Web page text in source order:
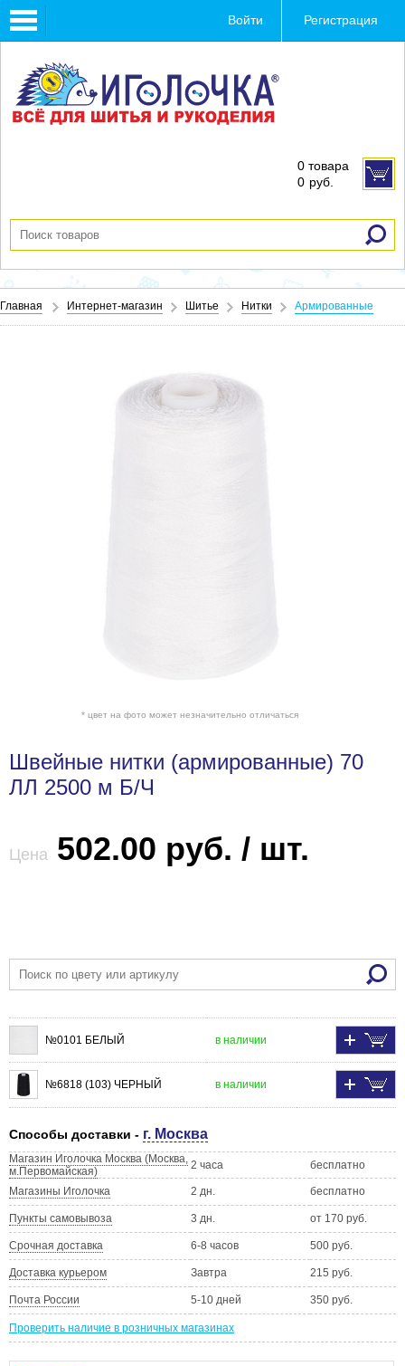
Toggle
navigation
Войти Регистрация
0 товара
0 руб.
Главная Интернет-магазин Шитье Нитки Армированные
* цвет на фото может незначительно отличаться
Швейные нитки (армированные) 70
ЛЛ 2500 м Б/Ч
Цена 502.00 руб. / шт.
№0101 БЕЛЫЙ в наличии
№6818 (103) ЧЕРНЫЙ в наличии
Способы доставки - г. Москва
Магазин Иголочка Москва (Москва,
м.Первомайская)
2 часа бесплатно
Магазины Иголочка 2 дн. бесплатно
Пункты самовывоза 3 дн. от 170 руб.
Срочная доставка 6-8 часов 500 руб.
Доставка курьером Завтра 215 руб.
Почта России 5-10 дней 350 руб.
Проверить наличие в розничных магазинах